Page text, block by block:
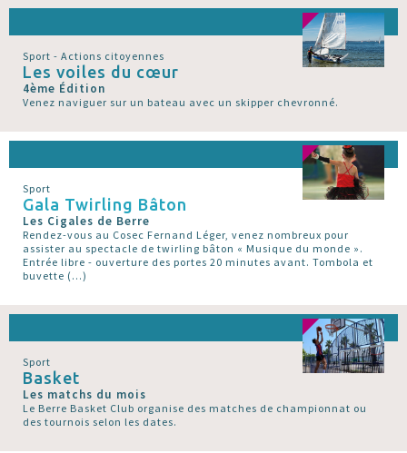
Sport - Actions citoyennes
Les voiles du cœur
4ème Édition
Venez naviguer sur un bateau avec un skipper chevronné.
Sport
Gala Twirling Bâton
Les Cigales de Berre
Rendez-vous au Cosec Fernand Léger, venez nombreux pour
assister au spectacle de twirling bâton « Musique du monde ».
Entrée libre - ouverture des portes 20 minutes avant. Tombola et
buvette (…)
Sport
Basket
Les matchs du mois
Le Berre Basket Club organise des matches de championnat ou
des tournois selon les dates.